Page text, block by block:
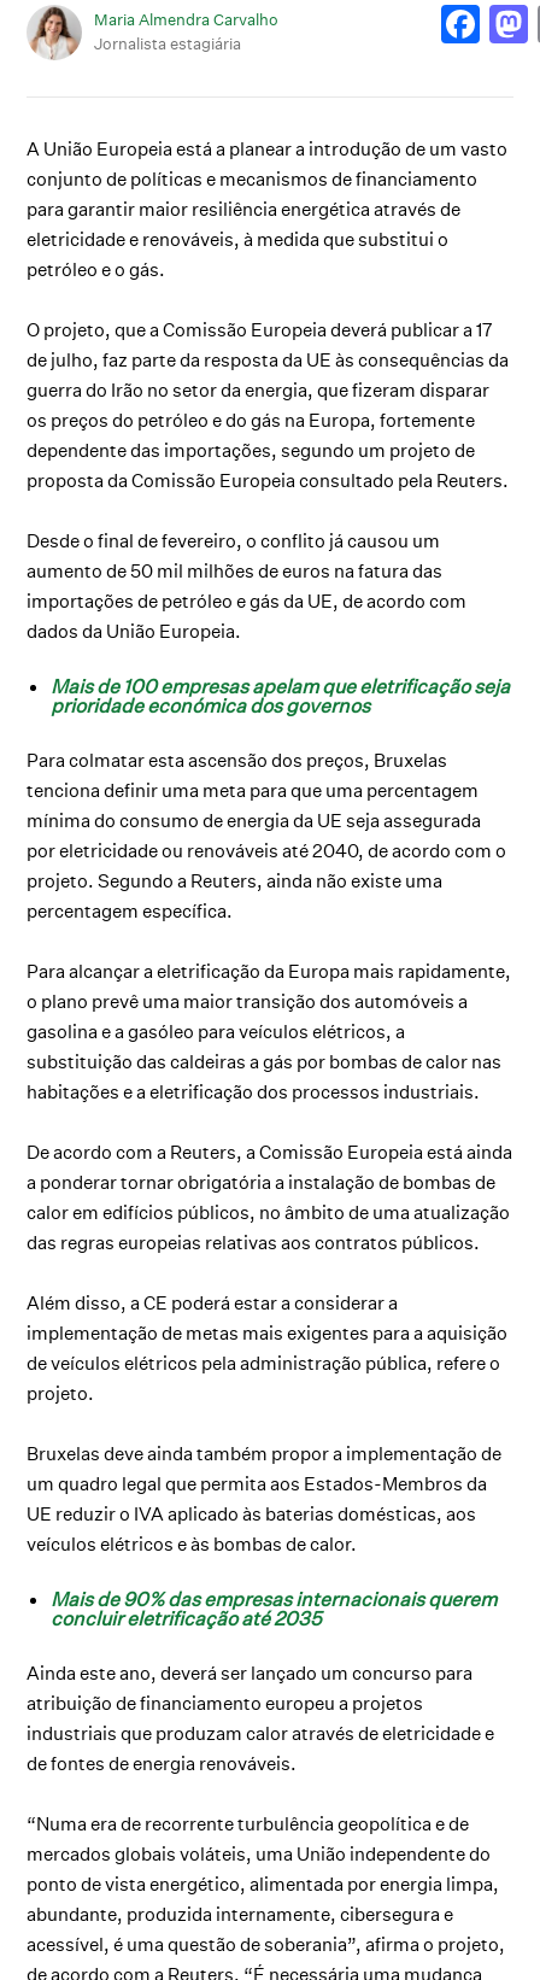
Maria Almendra Carvalho
Jornalista estagiária
A União Europeia está a planear a introdução de um vasto
conjunto de políticas e mecanismos de financiamento
para garantir maior resiliência energética através de
eletricidade e renováveis, à medida que substitui o
petróleo e o gás.
O projeto, que a Comissão Europeia deverá publicar a 17
de julho, faz parte da resposta da UE às consequências da
guerra do Irão no setor da energia, que fizeram disparar
os preços do petróleo e do gás na Europa, fortemente
dependente das importações, segundo um projeto de
proposta da Comissão Europeia consultado pela Reuters.
Desde o final de fevereiro, o conflito já causou um
aumento de 50 mil milhões de euros na fatura das
importações de petróleo e gás da UE, de acordo com
dados da União Europeia.
Mais de 100 empresas apelam que eletrificação seja
prioridade económica dos governos
Para colmatar esta ascensão dos preços, Bruxelas
tenciona definir uma meta para que uma percentagem
mínima do consumo de energia da UE seja assegurada
por eletricidade ou renováveis até 2040, de acordo com o
projeto. Segundo a Reuters, ainda não existe uma
percentagem específica.
Para alcançar a eletrificação da Europa mais rapidamente,
o plano prevê uma maior transição dos automóveis a
gasolina e a gasóleo para veículos elétricos, a
substituição das caldeiras a gás por bombas de calor nas
habitações e a eletrificação dos processos industriais.
De acordo com a Reuters, a Comissão Europeia está ainda
a ponderar tornar obrigatória a instalação de bombas de
calor em edifícios públicos, no âmbito de uma atualização
das regras europeias relativas aos contratos públicos.
Além disso, a CE poderá estar a considerar a
implementação de metas mais exigentes para a aquisição
de veículos elétricos pela administração pública, refere o
projeto.
Bruxelas deve ainda também propor a implementação de
um quadro legal que permita aos Estados-Membros da
UE reduzir o IVA aplicado às baterias domésticas, aos
veículos elétricos e às bombas de calor.
Mais de 90% das empresas internacionais querem
concluir eletrificação até 2035
Ainda este ano, deverá ser lançado um concurso para
atribuição de financiamento europeu a projetos
industriais que produzam calor através de eletricidade e
de fontes de energia renováveis.
“Numa era de recorrente turbulência geopolítica e de
mercados globais voláteis, uma União independente do
ponto de vista energético, alimentada por energia limpa,
abundante, produzida internamente, cibersegura e
acessível, é uma questão de soberania”, afirma o projeto,
de acordo com a Reuters. “É necessária uma mudança